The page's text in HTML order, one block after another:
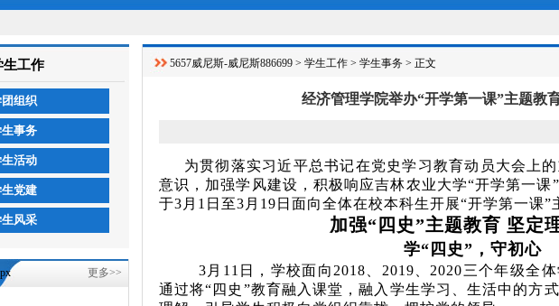
生工作
组织
事务
活动
党建
风采
px 更多>>
5657威尼斯-威尼斯886699 > 学生工作 > 学生事务 > 正文
经济管理学院举办“开学第一课”主题教
为贯彻落实习近平总书记在党史学习教育动员大会上
意识，加强学风建设，积极响应吉林农业大学“开学第一
于3 月 1 日至3 月 19 日面向全体在校本科生开展“开学第一课
加强“四史”主题教育 坚定
学“四史”，守初心
3 月 11 日，学校面向 2018 2019 2020三个年级全
通过将“四史”教育融入课堂，融入学生学习、生活中的方